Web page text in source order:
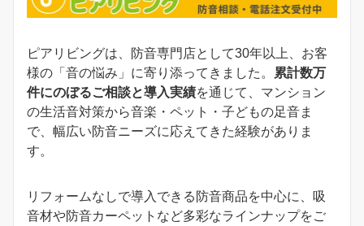
ピアリビングは、防音専門店として30年以上、お客
様の「音の悩み」に寄り添ってきました。
累計数万
件にのぼるご相談と導入実績を通じて、マンション
の生活音対策から音楽・ペット・子どもの足音ま
で、幅広い防音ニーズに応えてきた経験がありま
す。
リフォームなしで導入できる防音商品を中心に、吸
音材や防音カーペットなど多彩なラインナップをご